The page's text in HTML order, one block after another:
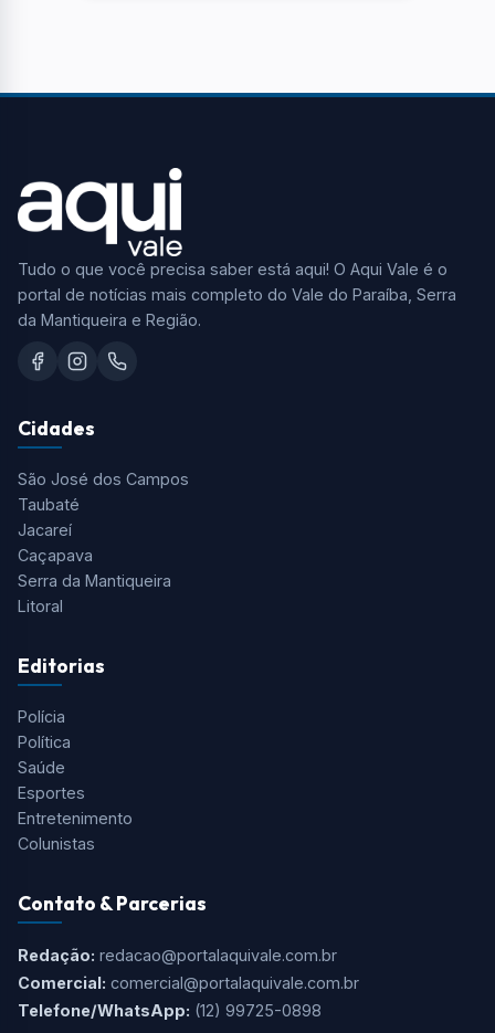
Tudo o que você precisa saber está aqui! O Aqui Vale é o
portal de notícias mais completo do Vale do Paraíba, Serra
da Mantiqueira e Região.
Cidades
São José dos Campos
Taubaté
Jacareí
Caçapava
Serra da Mantiqueira
Litoral
Editorias
Polícia
Política
Saúde
Esportes
Entretenimento
Colunistas
Contato & Parcerias
Redação: redacao@portalaquivale.com.br
Comercial: comercial@portalaquivale.com.br
Telefone/WhatsApp: (12) 99725-0898